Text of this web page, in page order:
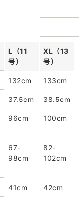
L（11
号）
XL（13
号）
132cm 133cm
37.5cm 38.5cm
96cm 100cm
67-
98cm
82-
102cm
41cm 42cm